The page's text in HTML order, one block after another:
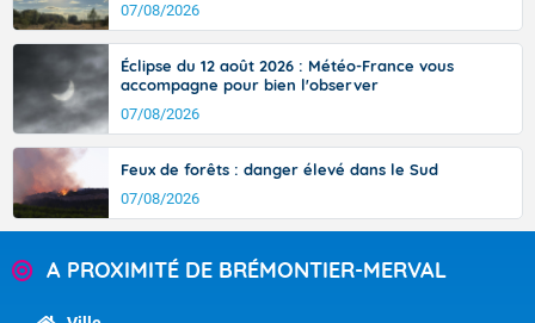
07/08/2026
Éclipse du 12 août 2026 : Météo-France vous
accompagne pour bien l'observer
07/08/2026
Feux de forêts : danger élevé dans le Sud
07/08/2026
A PROXIMITÉ DE BRÉMONTIER-MERVAL